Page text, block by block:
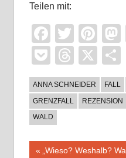
Teilen mit:
PocketX
ANNA SCHNEIDER FALL
GRENZFALL
REZENSION
WALD
Vorheriger
„Wieso? Weshalb?